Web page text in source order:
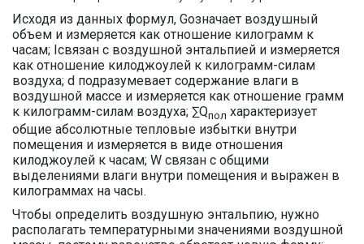
Исходя из данных формул, Gозначает воздушный
объем и измеряется как отношение килограмм к
часам; Iсвязан с воздушной энтальпией и измеряется
как отношение килоджоулей к килограмм-силам
воздуха; d подразумевает содержание влаги в
воздушной массе и измеряется как отношение грамм
к килограмм-силам воздуха; ∑Qпол характеризует
общие абсолютные тепловые избытки внутри
помещения и измеряется в виде отношения
килоджоулей к часам; W связан с общими
выделениями влаги внутри помещения и выражен в
килограммах на часы.
Чтобы определить воздушную энтальпию, нужно
располагать температурными значениями воздушной